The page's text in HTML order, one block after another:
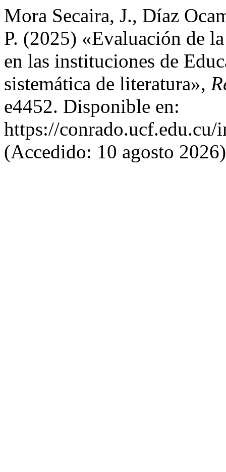
Mora Secaira, J., Díaz
P. (2025) «Evaluación de
en las instituciones de
sistemática de literatura»,
e4452. Disponible en:
https://
(Accedido: 10 agosto